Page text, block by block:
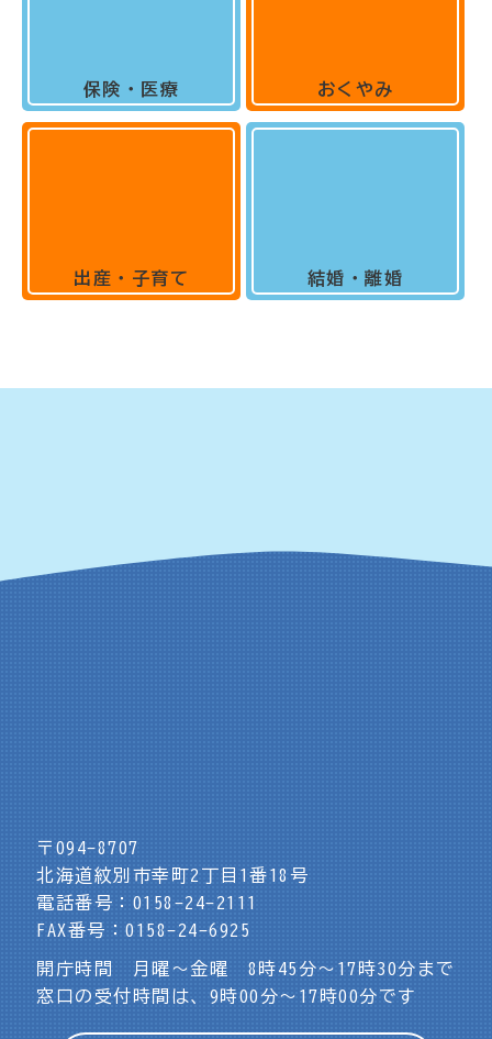
保険・医療
出産・子育て
おくやみ
結婚・離婚
〒094-8707
北海道紋別市幸町2丁目1番18号
電話番号：0158-24-2111
FAX番号：0158-24-6925
開庁時間 月曜～金曜 8時45分～17時30分まで
窓口の受付時間は、9時00分～17時00分です